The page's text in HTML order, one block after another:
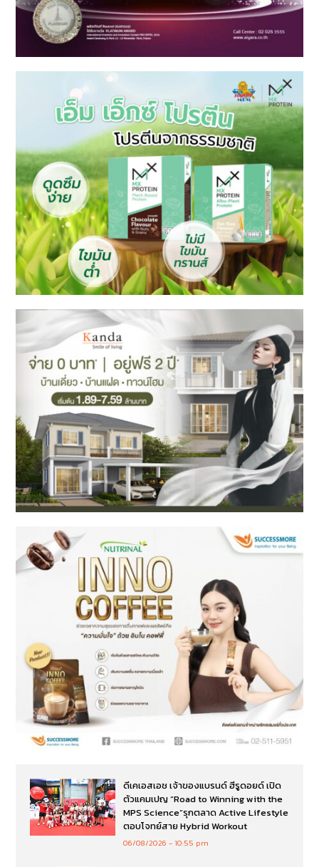
ดีเคเอสเอช เจ้าของแบรนด์ ฮีรูดอยด์ เปิด
ตัวแคมเปญ “Road to Winning with the
MPS Science”รุกตลาด Active Lifestyle
ตอบโจทย์สาย Hybrid Workout
06/08/2026 10:55 pm